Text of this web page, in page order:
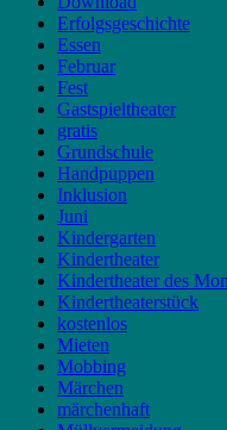
Erfolgsgeschichte
Essen
Februar
Fest
Gastspieltheater
gratis
Grundschule
Handpuppen
Inklusion
Juni
Kindergarten
Kindertheater
Kindertheater des
Kindertheaterstück
kostenlos
Mieten
Mobbing
Märchen
märchenhaft